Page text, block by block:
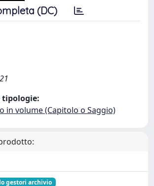
(DC)
tipologie:
in volume (Capitolo o Saggio)
gestori archivio